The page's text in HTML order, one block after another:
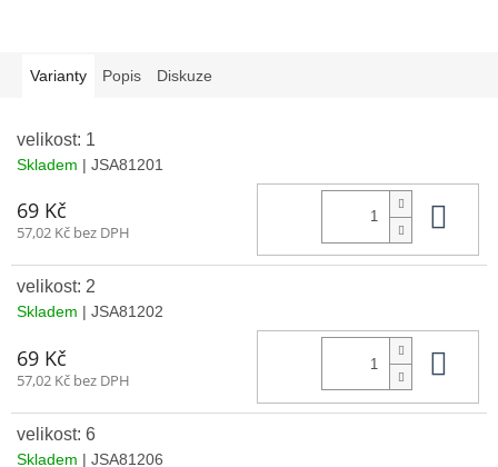
Varianty Popis Diskuze
velikost: 1
Skladem | JSA81201
69 Kč
57,02 Kč bez DPH
velikost: 2
Skladem | JSA81202
69 Kč
57,02 Kč bez DPH
velikost: 6
Skladem | JSA81206